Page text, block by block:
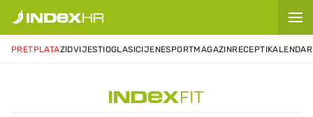
PRETPLATAZIDVIJESTIOGLASICIJENESPORTMAGAZINRECEPTIKALENDAR